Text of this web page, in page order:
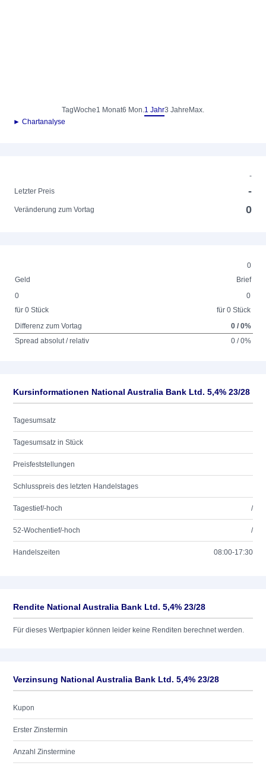
TagWoche1 Monat6 Mon.1 Jahr3 Jahre Max.
► Chartanalyse
-
Letzter Preis
-
Veränderung zum Vortag 0
0
Geld
Brief
0
für 0 Stück
0
für 0 Stück
Differenz zum Vortag
0 / 0%
Spread absolut / relativ
0 / 0%
Kursinformationen National Australia Bank Ltd. 5,4% 23/28
Tagesumsatz
Tagesumsatz in Stück
Preisfeststellungen
Schlusspreis des letzten Handelstages
Tagestief/-hoch /
52-Wochentief/-hoch /
Handelszeiten 08:00-17:30
Rendite National Australia Bank Ltd. 5,4% 23/28
Für dieses Wertpapier können leider keine Renditen berechnet werden.
Verzinsung National Australia Bank Ltd. 5,4% 23/28
Kupon
Erster Zinstermin
Anzahl Zinstermine